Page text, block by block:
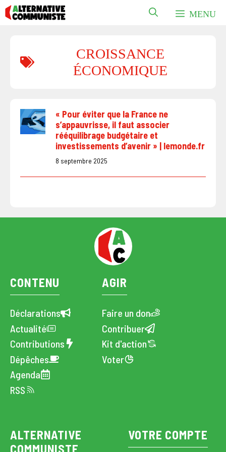
Aller
au
MENU
CROISSANCE
ÉCONOMIQUE
« Pour éviter que la France ne
s’appauvrisse, il faut associer
rééquilibrage budgétaire et
investissements d’avenir » | lemonde.fr
8 septembre 2025
CONTENU
Déclarations
Actualité
Contributions
Dépêches
Agenda
RSS
AGIR
Faire un don
Contribuer
Kit d'action
Voter
ALTERNATIVE
COMMUNISTE
VOTRE COMPTE